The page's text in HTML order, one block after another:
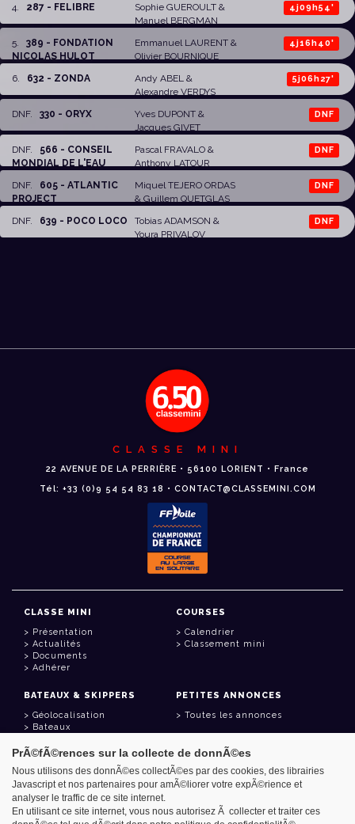
4 287 - FELIBRE Sophie GUEROULT&
Manuel BERGMAN
4j09h54'
5
389 - FONDATION
NICOLAS HULOT
Emmanuel LAURENT&
Olivier BOURNIQUE
4j16h40'
6 632 - ZONDA
Andy ABEL &
Alexandre VERDYS
5j06h27'
DNF. 330 - ORYX Yves DUPONT&
Jacques GIVET
DNF
DNF. 566 - CONSEIL
MONDIAL DE L'EAU
Pascal FRAVALO&
Anthony LATOUR
DNF
DNF. 605 - ATLANTIC
PROJECT
Miquel TEJERO ORDAS
& Guillem QUETGLAS
DNF
DNF. 639 - POCO LOCO
Tobias ADAMSON &
Youra PRIVALOV
DNF
CLASSE MINI
22 AVENUE DE LA PERRIÈRE • 56100 LORIENT • France
Tél: +33 (0)9 54 54 83 18 • CONTACT@CLASSEMINI.COM
CLASSE MINI
Présentation
Actualités
Documents
Adhérer
COURSES
Calendrier
Classement mini
BATEAUX & SKIPPERS
Géolocalisation
Bateaux
PETITES ANNONCES
Toutes les annonces
LIENS UTILES
Espace adhérent
Contact
Carnet d'adresses
Goodies
PrÃ©fÃ©rences sur la collecte de donnÃ©es
Nous utilisons des donnÃ©es collectÃ©es par des cookies, des librairies
Javascript et nos partenaires pour amÃ©liorer votre expÃ©rience et
analyser le traffic de ce site internet.
En utilisant ce site internet, vous nous autorisez Ã collecter et traiter ces